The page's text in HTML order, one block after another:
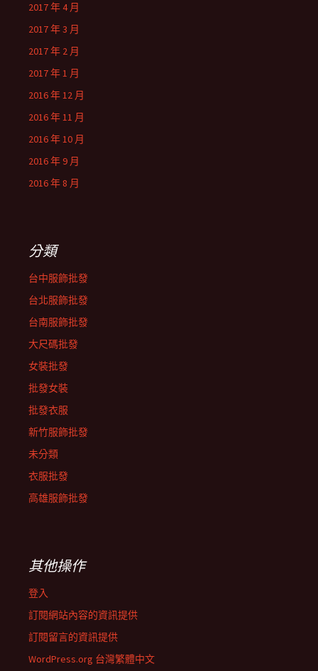
2017 年 4 月
2017 年 3 月
2017 年 2 月
2017 年 1 月
2016 年 12 月
2016 年 11 月
2016 年 10 月
2016 年 9 月
2016 年 8 月
分類
台中服飾批發
台北服飾批發
台南服飾批發
大尺碼批發
女裝批發
批發女裝
批發衣服
新竹服飾批發
未分類
衣服批發
高雄服飾批發
其他操作
登入
訂閱網站內容的資訊提供
訂閱留言的資訊提供
WordPress.org 台灣繁體中文